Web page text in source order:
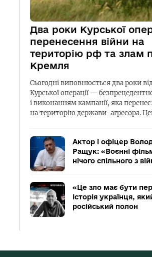
Два роки Курської
перенесення війни на
територію рф та злам
Кремля
Сьогодні виповнюється два роки
Курської операції —
і виконанням кампанії, яка
на територію держави-агресора.
Актор і офіцер
Ращук: «Воєнні
нічого спільного з
«Це зло має бути
історія українця,
російський полон